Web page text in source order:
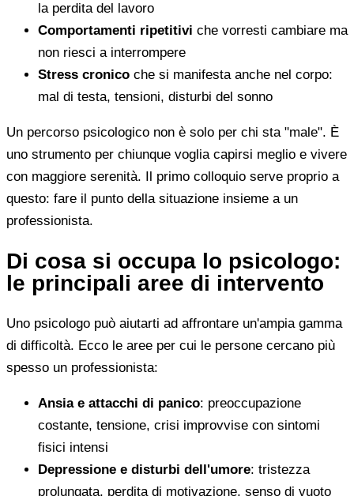
la perdita del lavoro
Comportamenti ripetitivi che vorresti cambiare ma
non riesci a interrompere
Stress cronico che si manifesta anche nel corpo:
mal di testa, tensioni, disturbi del sonno
Un percorso psicologico non è solo per chi sta "male". È
uno strumento per chiunque voglia capirsi meglio e vivere
con maggiore serenità. Il primo colloquio serve proprio a
questo: fare il punto della situazione insieme a un
professionista.
Di cosa si occupa lo psicologo:
le principali aree di intervento
Uno psicologo può aiutarti ad affrontare un'ampia gamma
di difficoltà. Ecco le aree per cui le persone cercano più
spesso un professionista:
Ansia e attacchi di panico: preoccupazione
costante, tensione, crisi improvvise con sintomi
fisici intensi
Depressione e disturbi dell'umore: tristezza
prolungata, perdita di motivazione, senso di vuoto